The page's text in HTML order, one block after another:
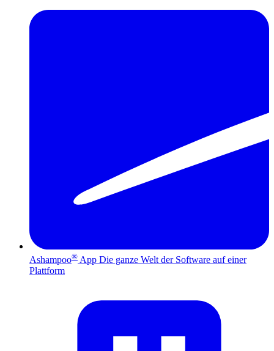
Ashampoo® App Die ganze Welt der Software auf einer
Plattform